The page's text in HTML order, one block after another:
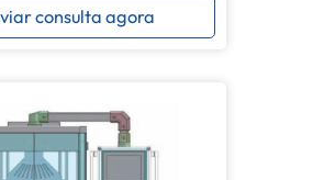
consulta agora